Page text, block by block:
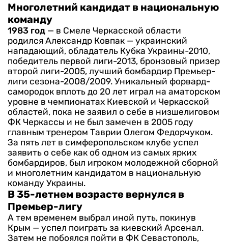
Многолетний кандидат в национальную
команду
1983 год — в Смеле Черкасской области
родился Александр Ковпак — украинский
нападающий, обладатель Кубка Украины-2010,
победитель первой лиги-2013, бронзовый призер
второй лиги-2005, лучший бомбардир Премьер-
лиги сезона-2008/2009. Уникальный форвард-
самородок вплоть до 20 лет играл на аматорском
уровне в чемпионатах Киевской и Черкасской
областей, пока не заявил о себе в низшелиговом
ФК Черкассы и не был замечен в 2005 году
главным тренером Таврии Олегом Федорчуком.
За пять лет в симферопольском клубе успел
заявить о себе как об одном из самых ярких
бомбардиров, был игроком молодежной сборной
и многолетним кандидатом в национальную
команду Украины.
В 35-летнем возрасте вернулся в
Премьер-лигу
А тем временем выбрал иной путь, покинув
Крым — успел поиграть за киевский Арсенал.
Затем не побоялся пойти в ФК Севастополь,